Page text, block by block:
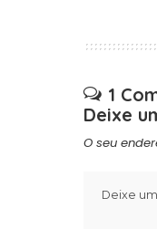
1
Deixe
O seu